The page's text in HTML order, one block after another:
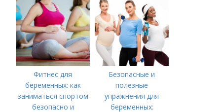
Фитнес для
беременных: как
заниматься спортом
безопасно и
Безопасные и
полезные
упражнения для
беременных: